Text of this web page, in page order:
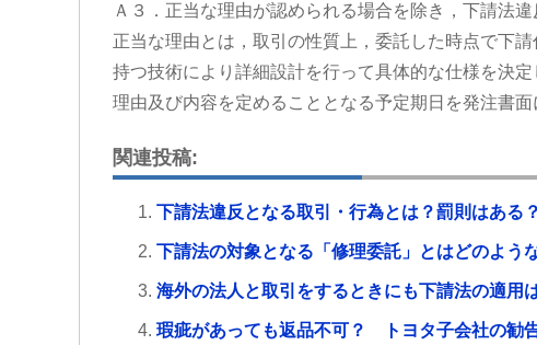
Ａ３．正当な理由が認められる場合を除き，下請法違
正当な理由とは，取引の性質上，委託した時点で下
持つ技術により詳細設計を行って具体的な仕様を決
理由及び内容を定めることとなる予定期日を発注書
関連投稿:
下請法違反となる取引・行為とは？罰則はあ
下請法の対象となる「修理委託」とはどのよう
海外の法人と取引をするときにも下請法の適用
瑕疵があっても返品不可？ トヨタ子会社の勧